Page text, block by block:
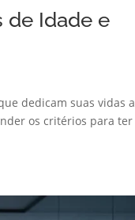
de Idade e
dedicam suas vidas a
os critérios para ter